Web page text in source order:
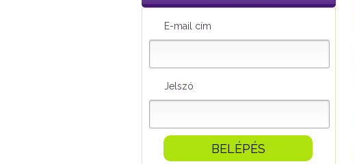
E-mail cím
Jelszó